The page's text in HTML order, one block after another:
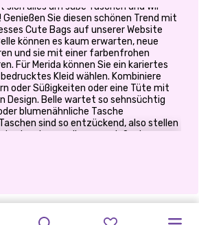
sich alles um süße Taschen und wir
Genießen Sie diesen schönen Trend mit
Cute Bags auf unserer Website
können es kaum erwarten, neue
und sie mit einer farbenfrohen
Für Merida können Sie ein kariertes
Kleid wählen. Kombiniere
oder Süßigkeiten oder eine Tüte mit
Design. Belle wartet so sehnsüchtig
blumenähnliche Tasche
sind so entzückend, also stellen
einzelne von ihnen genießen!
Sicherheit zu Ihren Favoriten gehört.
neue Spiel Princesses Cute Bags
BÖSEWICHTE ELIZA